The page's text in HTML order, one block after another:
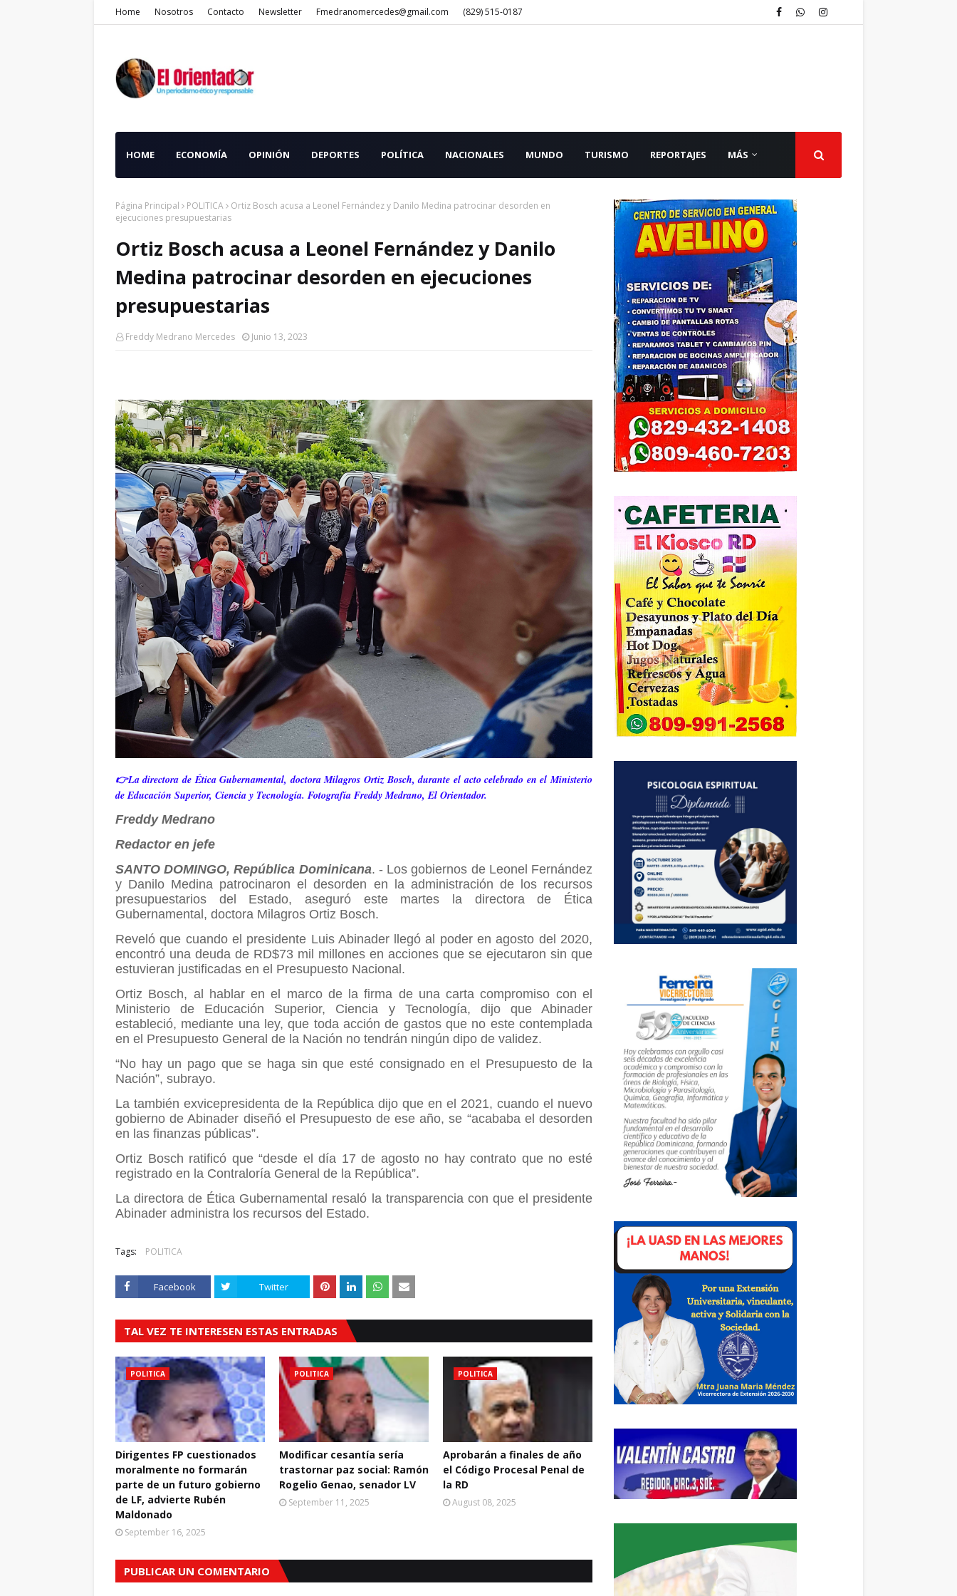
Home Nosotros Contacto Newsletter Fmedranomercedes@gmail.com (829) 515-0187
HOME ECONOMÍA OPINIÓN DEPORTES POLÍTICA NACIONALES MUNDO TURISMO REPORTAJES MÁS
Página Principal POLITICA
Ortiz Bosch acusa a Leonel Fernández y Danilo Medina patrocinar desorden en
ejecuciones presupuestarias
Ortiz Bosch acusa a Leonel Fernández y Danilo
Medina patrocinar desorden en ejecuciones
presupuestarias
Freddy Medrano Mercedes Junio 13, 2023
👉La directora de Ética Gubernamental, doctora Milagros Ortiz Bosch, durante el acto celebrado en el Ministerio
de Educación Superior, Ciencia y Tecnología. Fotografía Freddy Medrano, El Orientador.
Freddy Medrano
Redactor en jefe
SANTO DOMINGO, República Dominicana. - Los gobiernos de Leonel Fernández
y Danilo Medina patrocinaron el desorden en la administración de los recursos
presupuestarios del Estado, aseguró este martes la directora de Ética
Gubernamental, doctora Milagros Ortiz Bosch.
Reveló que cuando el presidente Luis Abinader llegó al poder en agosto del 2020,
encontró una deuda de RD$73 mil millones en acciones que se ejecutaron sin que
estuvieran justificadas en el Presupuesto Nacional.
Ortiz Bosch, al hablar en el marco de la firma de una carta compromiso con el
Ministerio de Educación Superior, Ciencia y Tecnología, dijo que Abinader
estableció, mediante una ley, que toda acción de gastos que no este contemplada
en el Presupuesto General de la Nación no tendrán ningún dipo de validez.
“No hay un pago que se haga sin que esté consignado en el Presupuesto de la
Nación”, subrayo.
La también exvicepresidenta de la República dijo que en el 2021, cuando el nuevo
gobierno de Abinader diseñó el Presupuesto de ese año, se “acababa el desorden
en las finanzas públicas”.
Ortiz Bosch ratificó que “desde el día 17 de agosto no hay contrato que no esté
registrado en la Contraloría General de la República”.
La directora de Ética Gubernamental resaló la transparencia con que el presidente
Abinader administra los recursos del Estado.
Tags: POLITICA
Facebook Twitter
TAL VEZ TE INTERESEN ESTAS ENTRADAS
POLITICA
Dirigentes FP cuestionados
moralmente no formarán
parte de un futuro gobierno
de LF, advierte Rubén
Maldonado
September 16, 2025
POLITICA
Modificar cesantía sería
trastornar paz social: Ramón
Rogelio Genao, senador LV
September 11, 2025
POLITICA
Aprobarán a finales de año
el Código Procesal Penal de
la RD
August 08, 2025
PUBLICAR UN COMENTARIO